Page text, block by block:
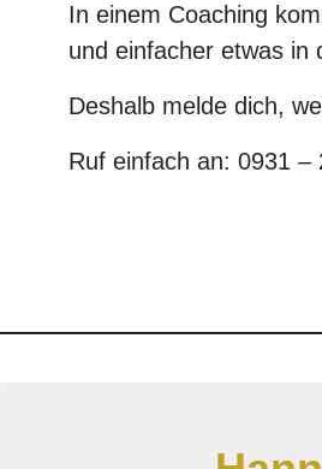
In einem Coaching
und einfacher etwas in
Deshalb melde dich,
Ruf einfach an: 0931 –